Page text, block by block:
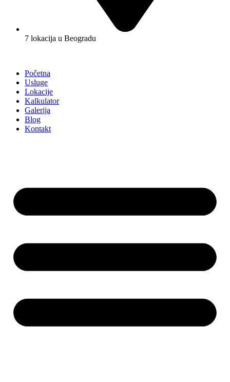
7 lokacija u Beogradu
Početna
Usluge
Lokacije
Kalkulator
Galerija
Blog
Kontakt